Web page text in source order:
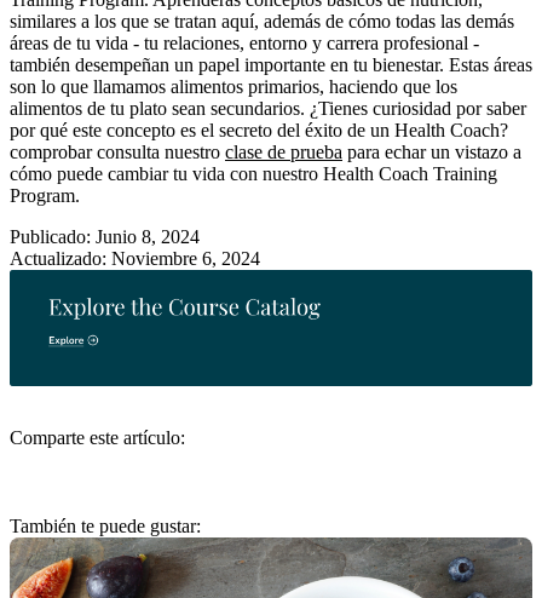
Comparte este artículo:
similares a los que se tratan aquí, además de cómo todas las demás
áreas de tu vida - tu relaciones, entorno y carrera profesional -
también desempeñan un papel importante en tu bienestar. Estas áreas
son lo que llamamos alimentos primarios, haciendo que los
alimentos de tu plato sean secundarios. ¿Tienes curiosidad por saber
por qué este concepto es el secreto del éxito de un Health Coach?
comprobar consulta nuestro clase de prueba para echar un vistazo a
cómo puede cambiar tu vida con nuestro Health Coach Training
Program.
Publicado: Junio 8, 2024
Actualizado: Noviembre 6, 2024
También te puede gustar: